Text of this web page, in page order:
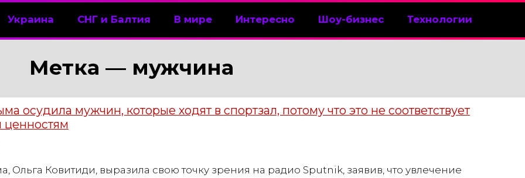
Украина СНГ и Балтия В мире Интересно Шоу-бизнес Технологии
Метка — мужчина
осудила мужчин, которые ходят в спортзал, потому что это не соответствует
Ольга Ковитиди, выразила свою точку зрения на радио Sputnik, заявив, что увлечение